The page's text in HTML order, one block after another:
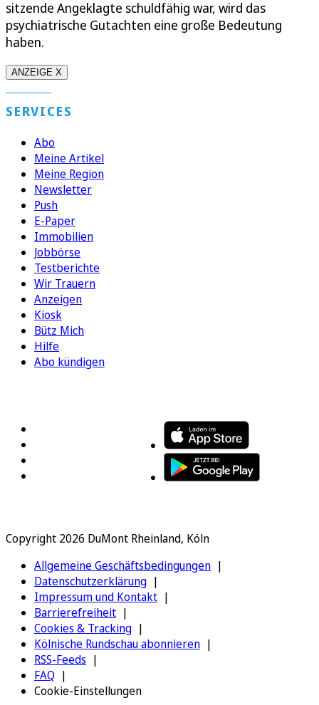
sitzende Angeklagte schuldfähig war, wird das
psychiatrische Gutachten eine große Bedeutung
haben.
ANZEIGE X
SERVICES
Abo
Meine Artikel
Meine Region
Newsletter
Push
E-Paper
Immobilien
Jobbörse
Testberichte
Wir Trauern
Anzeigen
Kiosk
Bütz Mich
Hilfe
Abo kündigen
Copyright 2026 DuMont Rheinland, Köln
Allgemeine Geschäftsbedingungen
Datenschutzerklärung
Impressum und Kontakt
Barrierefreiheit
Cookies & Tracking
Kölnische Rundschau abonnieren
RSS-Feeds
FAQ
Cookie-Einstellungen